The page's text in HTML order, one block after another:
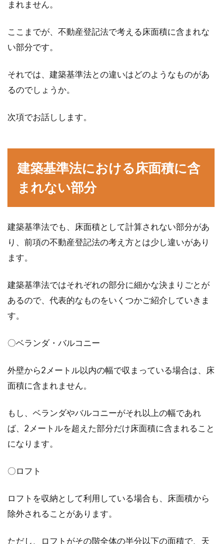
まれません。
ここまでが、不動産登記法で考える床面積に含まれな
い部分です。
それでは、建築基準法との違いはどのようなものがあ
るのでしょうか。
次項でお話しします。
建築基準法における床面積に含
まれない部分
建築基準法でも、床面積として計算されない部分があ
り、前項の不動産登記法の考え方とは少し違いがあり
ます。
建築基準法ではそれぞれの部分に細かな決まりごとが
あるので、代表的なものをいくつかご紹介していきま
す。
〇ベランダ・バルコニー
外壁から2メートル以内の幅で収まっている場合は、床
面積に含まれません。
もし、ベランダやバルコニーがそれ以上の幅であれ
ば、2メートルを超えた部分だけ床面積に含まれること
になります。
〇ロフト
ロフトを収納として利用している場合も、床面積から
除外されることがあります。
ただし、ロフトがその階全体の半分以下の面積で、天